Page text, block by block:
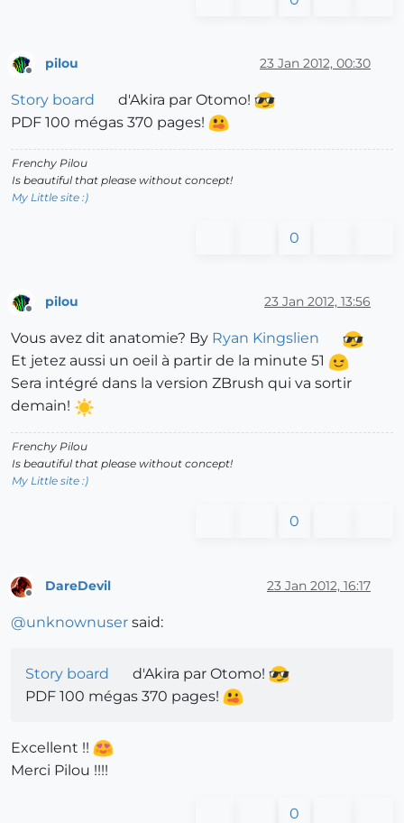
pilou 23 Jan 2012, 00:30
Story board
d'Akira par Otomo!
PDF 100 mégas 370 pages!
Frenchy Pilou
Is beautiful that please without concept!
My Little site :)
0
pilou 23 Jan 2012, 13:56
Vous avez dit anatomie? By Ryan Kingslien
Et jetez aussi un oeil à partir de la minute 51
Sera intégré dans la version ZBrush qui va sortir
demain!
Frenchy Pilou
Is beautiful that please without concept!
My Little site :)
0
Offline
DareDevil 23 Jan 2012, 16:17
@unknownuser said:
Story board
d'Akira par Otomo!
PDF 100 mégas 370 pages!
Excellent !!
Merci Pilou !!!!
0